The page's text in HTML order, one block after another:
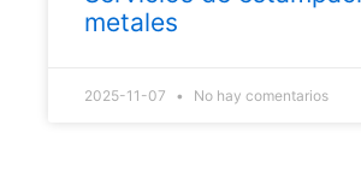
metales
2025-11-07 No hay comentarios